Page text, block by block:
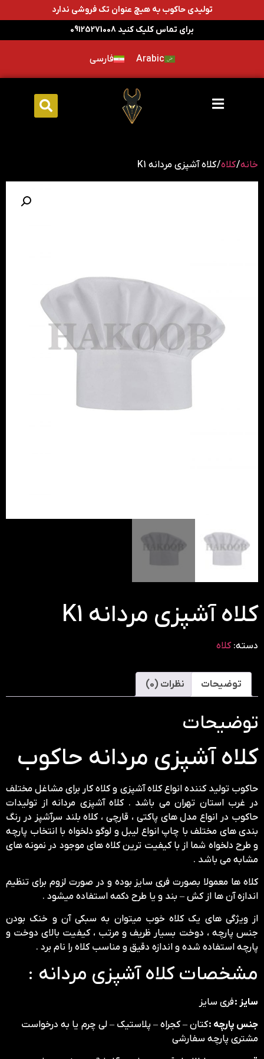
تولیدی حاکوب به هیچ عنوان تک فروشی ندارد
برای تماس کلیک کنید 09125271008
Arabic فارسی
خانه/کلاه/ کلاه آشپزی مردانه K1
کلاه آشپزی مردانه K1
دسته:کلاه
توضیحات نظرات (0)
توضیحات
کلاه آشپزی مردانه حاکوب
حاکوب تولید کننده انواع کلاه آشپزی و کلاه کار برای مشاغل مختلف
در غرب استان تهران می باشد . کلاه آشپزی مردانه از تولیدات
حاکوب در انواع مدل های پاکتی ، قارچی ، کلاه بلند سرآشپز در رنگ
بندی های مختلف با چاپ انواع لیبل و لوگو دلخواه با انتخاب پارچه
و طرح دلخواه شما از با کیفیت ترین کلاه های موجود در نمونه های
مشابه می باشد .
کلاه ها معمولا بصورت فری سایز بوده و در صورت لزوم برای تنظیم
اندازه آن ها از کش – بند و یا طرح دکمه استفاده میشود .
از ویژگی های یک کلاه خوب میتوان به سبکی آن و خنک بودن
جنس پارچه ، دوخت بسیار ظریف و مرتب ، کیفیت بالای دوخت و
پارچه استفاده شده و اندازه دقیق و مناسب کلاه را نام برد .
مشخصات کلاه آشپزی مردانه :
سایز :فری سایز
جنس پارچه :کتان – کجراه – پلاستیک – لی چرم یا به درخواست
مشتری پارچه سفارشی